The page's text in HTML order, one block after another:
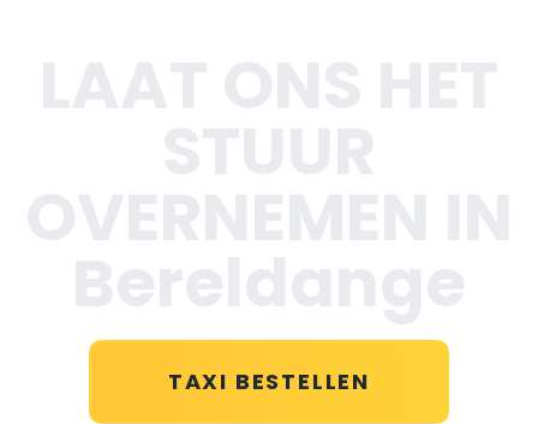
TAXI BESTELLEN